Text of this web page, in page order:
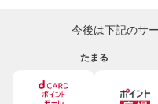
今後は下記のサ
たまる